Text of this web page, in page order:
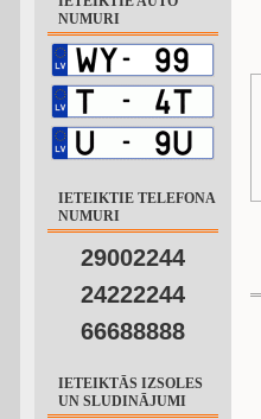
NUMURI
IETEIKTIE TELEFONA
NUMURI
29002244
24222244
66688888
IETEIKTĀS IZSOLES
UN SLUDINĀJUMI